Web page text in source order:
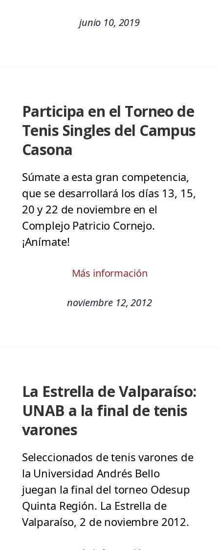
junio 10, 2019
Participa en el Torneo de
Tenis Singles del Campus
Casona
Súmate a esta gran competencia,
que se desarrollará los días 13, 15,
20 y 22 de noviembre en el
Complejo Patricio Cornejo.
¡Anímate!
Más información
noviembre 12, 2012
La Estrella de Valparaíso:
UNAB a la final de tenis
varones
Seleccionados de tenis varones de
la Universidad Andrés Bello
juegan la final del torneo Odesup
Quinta Región. La Estrella de
Valparaíso, 2 de noviembre 2012.